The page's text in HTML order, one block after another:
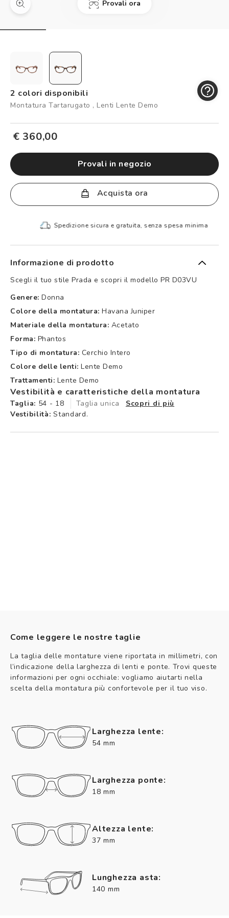
Prenota un test della vista gratuito
Controllo visivo
Carta fedeltà
Provali ora
2 colori disponibili
Montatura Tartarugato , Lenti Lente Demo
€ 360,00
provali in negozio
Acquista ora
Spedizione sicura e gratuita, senza spesa minima
Informazione di prodotto
Scegli il tuo stile Prada e scopri il modello PR D03VU
Genere: Donna
Colore della montatura: Havana Juniper
Materiale della montatura: Acetato
Forma: Phantos
Tipo di montatura: Cerchio Intero
Colore delle lenti: Lente Demo
Trattamenti: Lente Demo
Vestibilità e caratteristiche della montatura
Taglia: 54 - 18 Taglia unica
Scopri di più
Vestibilità: Standard.
Come leggere le nostre taglie
La taglia delle montature viene riportata in millimetri, con
l’indicazione della larghezza di lenti e ponte. Trovi queste
informazioni per ogni occhiale: vogliamo aiutarti nella
scelta della montatura più confortevole per il tuo viso.
Larghezza lente:
54 mm
Larghezza ponte:
18 mm
Altezza lente:
37 mm
Lunghezza asta:
140 mm